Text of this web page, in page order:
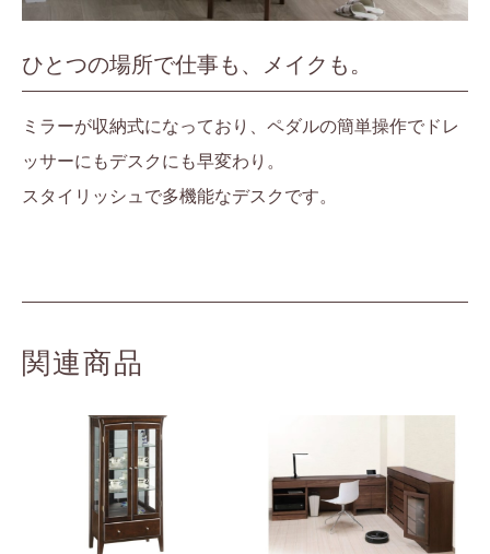
ひとつの場所で仕事も、メイクも。
ミラーが収納式になっており、ペダルの簡単操作でドレ
ッサーにもデスクにも早変わり。
スタイリッシュで多機能なデスクです。
関連商品